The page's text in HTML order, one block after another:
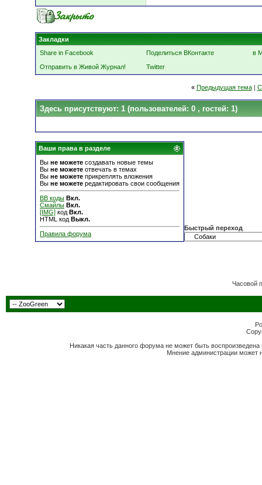
Закладки
Share in Facebook
Поделиться ВКонтакте
в
Отправить в Живой Журнал!
Twitter
« Предыдущая тема|
Здесь присутствуют: 1 (пользователей: 0 , гостей: 1)
Ваши права в разделе
Вы не можете создавать новые темы
Вы не можете отвечать в темах
Вы не можете прикреплять вложения
Вы не можете редактировать свои сообщения
BB коды Вкл.
Смайлы Вкл.
[IMG] код Вкл.
HTML код Выкл.
Правила форума
Быстрый переход
Часовой
Никакая часть данного форума не может быть
Мнение администрации может